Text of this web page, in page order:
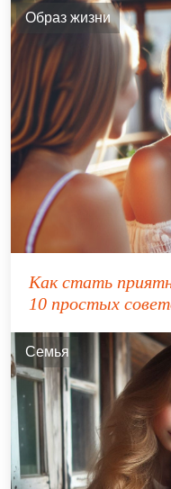
Образ жизни
Как стать
10 простых
Семья